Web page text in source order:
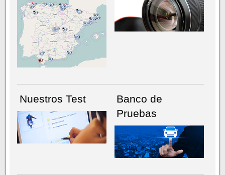
NÚMERO ACTUALHEMEROTECA
Nuestros Test
Banco de
Pruebas